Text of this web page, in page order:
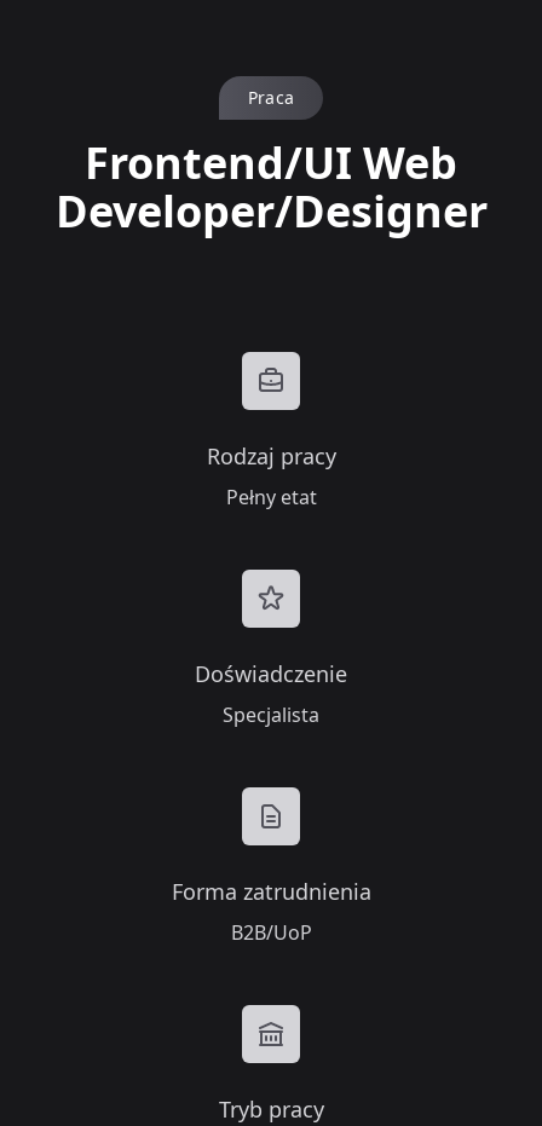
Praca
Frontend/UI Web
Developer/Designer
Rodzaj pracy
Pełny etat
Doświadczenie
Specjalista
Forma zatrudnienia
B2B/UoP
Tryb pracy